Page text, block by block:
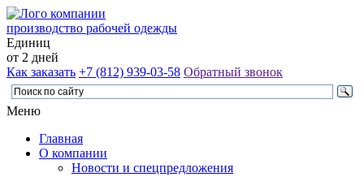
производство рабочей одежды
Единиц
от 2 дней
Как заказать +7 (812) 939-03-58 Обратный звонок
Меню
Главная
О компании
Новости и спецпредложения